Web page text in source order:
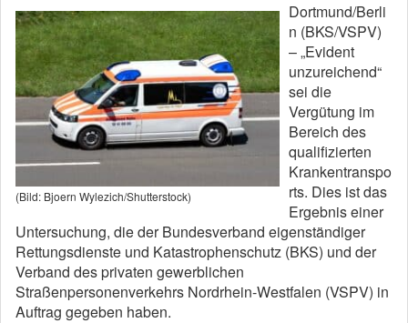
(Bild: Bjoern Wylezich/Shutterstock)
Dortmund/Berli
n (BKS/VSPV)
– „Evident
unzureichend“
sei die
Vergütung im
Bereich des
qualifizierten
Krankentranspo
rts. Dies ist das
Ergebnis einer
Untersuchung, die der Bundesverband eigenständiger
Rettungsdienste und Katastrophenschutz (BKS) und der
Verband des privaten gewerblichen
Straßenpersonenverkehrs Nordrhein-Westfalen (VSPV) in
Auftrag gegeben haben.